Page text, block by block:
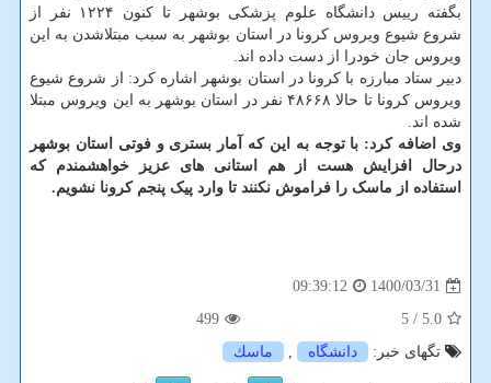
بگفته رییس دانشگاه علوم پزشکی بوشهر تا کنون ۱۲۲۴ نفر از
شروع شیوع ویروس کرونا در استان بوشهر به سبب مبتلاشدن به این
ویروس جان خودرا از دست داده اند.
دبیر ستاد مبارزه با کرونا در استان بوشهر اشاره کرد: از شروع شیوع
ویروس کرونا تا حالا ۴۸۶۶۸ نفر در استان بوشهر به این ویروس مبتلا
شده اند.
وی اضافه کرد: با توجه به این که آمار بستری و فوتی استان بوشهر
درحال افزایش هست از هم استانی های عزیز خواهشمندم که
استفاده از ماسک را فراموش نکنند تا وارد پیک پنجم کرونا نشویم.
1400/03/31
09:39:12
5.0
/ 5
499
تگهای خبر:
دانشگاه , ماسك